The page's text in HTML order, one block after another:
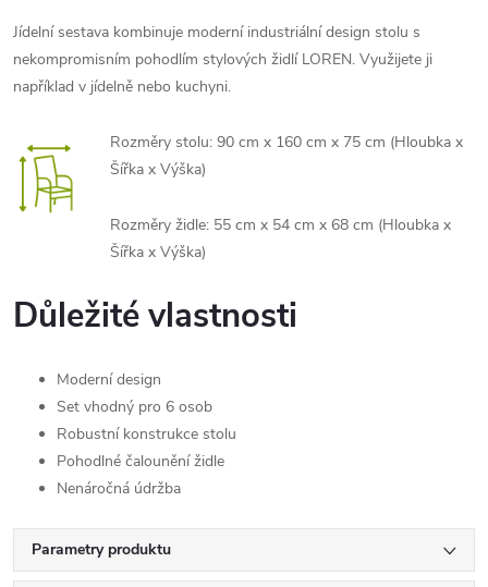
Jídelní sestava kombinuje moderní industriální design stolu s
nekompromisním pohodlím stylových židlí LOREN. Využijete ji
například v jídelně nebo kuchyni.
Rozměry stolu: 90 cm x 160 cm x 75 cm (Hloubka x
Šířka x Výška)
Rozměry židle: 55 cm x 54 cm x 68 cm (Hloubka x
Šířka x Výška)
Důležité vlastnosti
Moderní design
Set vhodný pro 6 osob
Robustní konstrukce stolu
Pohodlné čalounění židle
Nenáročná údržba
Parametry produktu